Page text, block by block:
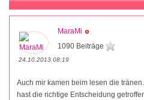
MaraMi
1090 Beiträge
24.10.2013 08:19
Auch mir kamen beim lesen die
hast die richtige Entscheidung